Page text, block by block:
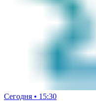
Сегодня • 15:30